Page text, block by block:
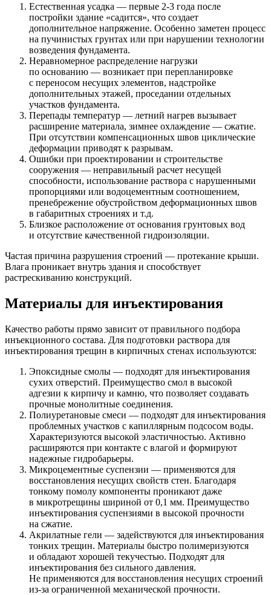
Естественная усадка — первые 2-3 года после
постройки здание «садится», что создает
дополнительное напряжение. Особенно заметен процесс
на пучинистых грунтах или при нарушении технологии
возведения фундамента.
Неравномерное распределение нагрузки
по основанию — возникает при перепланировке
с переносом несущих элементов, надстройке
дополнительных этажей, проседании отдельных
участков фундамента.
Перепады температур — летний нагрев вызывает
расширение материала, зимнее охлаждение — сжатие.
При отсутствии компенсационных швов циклические
деформации приводят к разрывам.
Ошибки при проектировании и строительстве
сооружения — неправильный расчет несущей
способности, использование раствора с нарушенными
пропорциями или водоцементным соотношением,
пренебрежение обустройством деформационных швов
в габаритных строениях и т.д.
Близкое расположение от основания грунтовых вод
и отсутствие качественной гидроизоляции.
Частая причина разрушения строений — протекание крыши.
Влага проникает внутрь здания и способствует
растрескиванию конструкций.
Материалы для инъектирования
Качество работы прямо зависит от правильного подбора
инъекционного состава. Для подготовки раствора для
инъектирования трещин в кирпичных стенах используются:
Эпоксидные смолы — подходят для инъектирования
сухих отверстий. Преимущество смол в высокой
адгезии к кирпичу и камню, что позволяет создавать
прочные монолитные соединения.
Полиуретановые смеси — подходят для инъектирования
проблемных участков с капиллярным подсосом воды.
Характеризуются высокой эластичностью. Активно
расширяются при контакте с влагой и формируют
надежные гидробарьеры.
Микроцементные суспензии — применяются для
восстановления несущих свойств стен. Благодаря
тонкому помолу компоненты проникают даже
в микротрещины шириной от 0,1 мм. Преимущество
инъектирования суспензиями в высокой прочности
на сжатие.
Акрилатные гели — задействуются для инъектирования
тонких трещин. Материалы быстро полимеризуются
и обладают хорошей текучестью. Подходят для
инъектирования без сильного давления.
Не применяются для восстановления несущих строений
из-за ограниченной механической прочности.